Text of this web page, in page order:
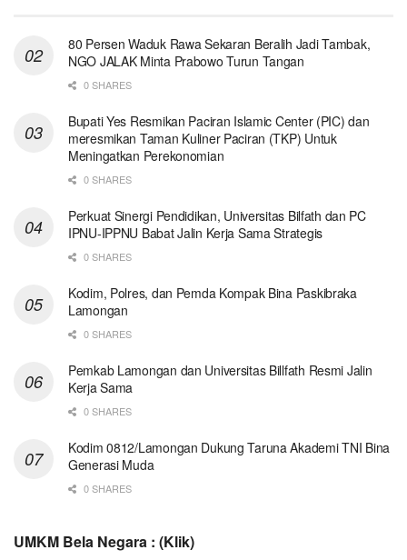
80 Persen Waduk Rawa Sekaran Beralih Jadi Tambak,
NGO JALAK Minta Prabowo Turun Tangan
0 SHARES
Bupati Yes Resmikan Paciran Islamic Center (PIC) dan
meresmikan Taman Kuliner Paciran (TKP) Untuk
Meningatkan Perekonomian
0 SHARES
Perkuat Sinergi Pendidikan, Universitas Bilfath dan PC
IPNU-IPPNU Babat Jalin Kerja Sama Strategis
0 SHARES
Kodim, Polres, dan Pemda Kompak Bina Paskibraka
Lamongan
0 SHARES
Pemkab Lamongan dan Universitas Billfath Resmi Jalin
Kerja Sama
0 SHARES
Kodim 0812/Lamongan Dukung Taruna Akademi TNI Bina
Generasi Muda
0 SHARES
UMKM Bela Negara : (Klik)